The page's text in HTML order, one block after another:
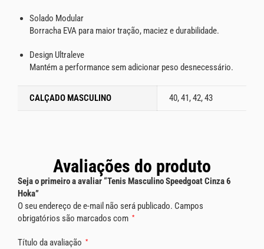
Solado Modular
Borracha EVA para maior tração, maciez e durabilidade.
Design Ultraleve
Mantém a performance sem adicionar peso desnecessário.
CALÇADO MASCULINO 40, 41, 42, 43
Avaliações do produto
Seja o primeiro a avaliar “Tenis Masculino Speedgoat Cinza 6
Hoka”
O seu endereço de e-mail não será publicado. Campos
obrigatórios são marcados com *
Título da avaliação *